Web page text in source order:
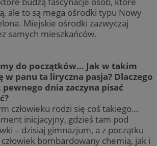
ale to są mega ośrodki typu Nowy
Miejskie ośrodki zazwyczaj
samych mieszkańców.
do początków… Jak w takim
w panu ta liryczna pasja? Dlaczego
pewnego dnia zaczyna pisać
człowieku rodzi się coś takiego…
inicjacyjny, gdzieś tam pod
– dzisiaj gimnazjum, a z początku
bombardowany chemią, jak i